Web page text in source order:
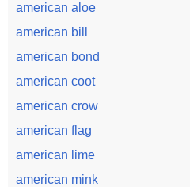
american aloe
american bill
american bond
american coot
american crow
american flag
american lime
american mink